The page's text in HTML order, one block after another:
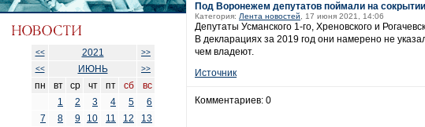
<< 2021
>>
<<
ИЮНЬ >>
пн вт ср чт пт сб
вс
1
2 3 4 5
6
7
8 9 10 11 12
13
Под Воронежем депутатов поймали на
Категория: Лента новостей , 17 июня 2021, 14:06
Депутаты Усманского 1-го, Хреновского и
В декларациях за 2019 год они намерено не
чем владеют.
Источник
Комментариев: 0